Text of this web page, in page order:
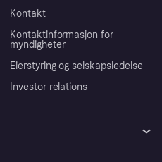
Kontakt
Kontaktinformasjon for
myndigheter
Eierstyring og selskapsledelse
Investor relations